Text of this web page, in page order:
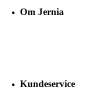
Om Jernia
Kundeservice